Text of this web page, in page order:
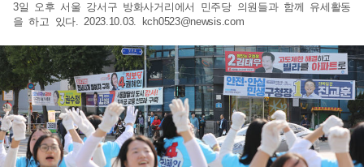
3일 오후 서울 강서구 방화사거리에서 민주당 의원들과 함께 유세활동
을 하고 있다. 2023.10.03.
kch0523@newsis.com